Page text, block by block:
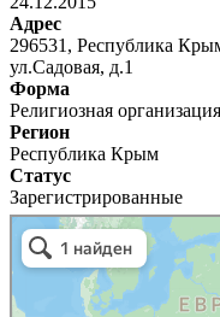
Адрес
296531, Республика
ул.Садовая, д.1
Форма
Религиозная организация
Регион
Республика Крым
Статус
Зарегистрированные